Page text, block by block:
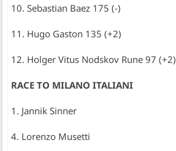
10. Sebastian Baez 175 (-)
11. Hugo Gaston 135 (+2)
12. Holger Vitus Nodskov Rune 97 (+2)
RACE TO MILANO ITALIANI
1. Jannik Sinner
4. Lorenzo Musetti